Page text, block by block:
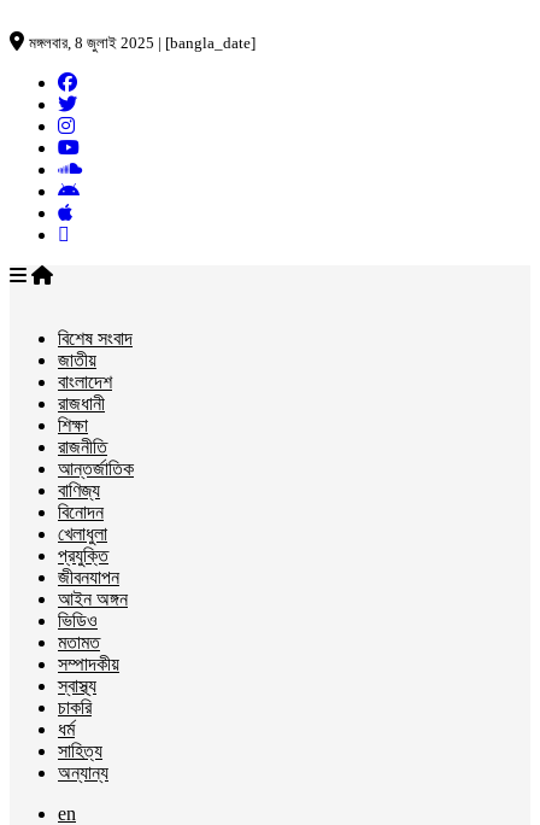
মঙ্গলবার, 8 জুলাই 2025 | [bangla_date]
বিশেষ সংবাদ
জাতীয়
বাংলাদেশ
রাজধানী
শিক্ষা
রাজনীতি
আন্তর্জাতিক
বাণিজ্য
বিনোদন
খেলাধুলা
প্রযুক্তি
জীবনযাপন
আইন অঙ্গন
ভিডিও
মতামত
সম্পাদকীয়
স্বাস্থ্য
চাকরি
ধর্ম
সাহিত্য
অন্যান্য
en